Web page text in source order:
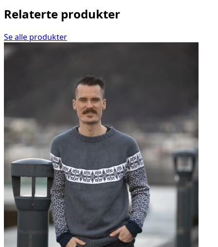
Relaterte produkter
Se alle produkter